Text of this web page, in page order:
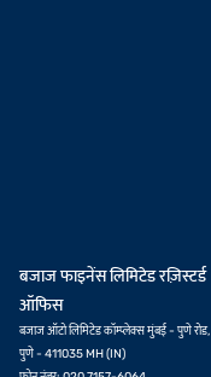
बजाज फाइनेंस लिमिटेड रज़िस्टर्ड
ऑफिस
बजाज ऑटो लिमिटेड कॉम्प्लेक्स मुंबई - पुणे रोड,
पुणे - 411035 MH (IN)